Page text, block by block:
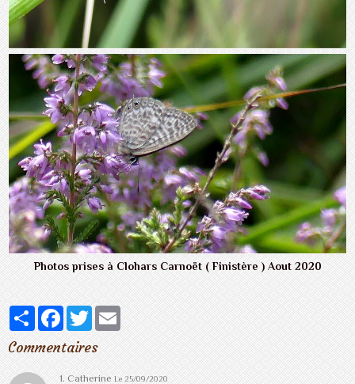
Photos prises à Clohars Carnoët ( Finistère ) Aout 2020
PartagerFacebook
TwitterEmail
Commentaires
1. CatherineLe 25/09/2020